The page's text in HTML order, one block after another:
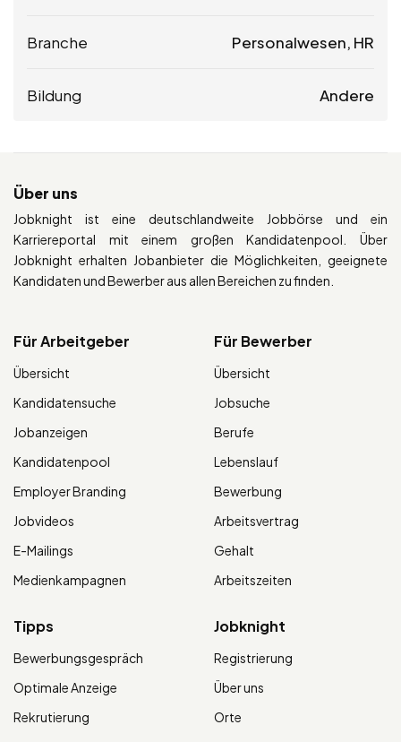
Branche Personalwesen, HR
Bildung Andere
Über uns
Jobknight ist eine deutschlandweite Jobbörse und ein
Karriereportal mit einem großen Kandidatenpool. Über
Jobknight erhalten Jobanbieter die Möglichkeiten, geeignete
Kandidaten und Bewerber aus allen Bereichen zu finden.
Für Arbeitgeber
Übersicht
Kandidatensuche
Jobanzeigen
Kandidatenpool
Employer Branding
Jobvideos
E-Mailings
Medienkampagnen
Für Bewerber
Übersicht
Jobsuche
Berufe
Lebenslauf
Bewerbung
Arbeitsvertrag
Gehalt
Arbeitszeiten
Tipps
Bewerbungsgespräch
Optimale Anzeige
Rekrutierung
Jobknight
Registrierung
Über uns
Orte